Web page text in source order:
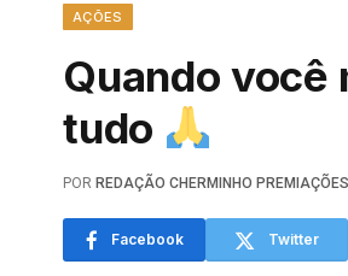
AÇÕES
Quando você
tudo
POR REDAÇÃO CHERMINHO PREMIAÇÕES
Facebook Twitter